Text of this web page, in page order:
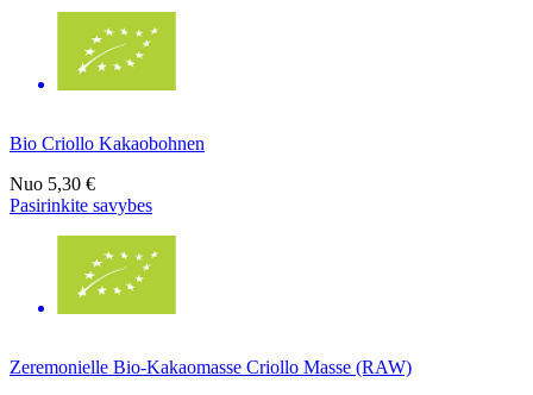
Bio Criollo Kakaobohnen
Nuo 5,30 €
Pasirinkite savybes
Zeremonielle Bio-Kakaomasse Criollo Masse (RAW)